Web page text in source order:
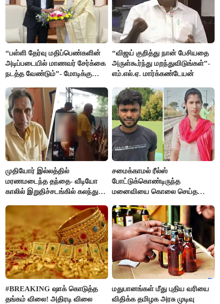
“பள்ளி தேர்வு மதிப்பெண்களின்
அடிப்படையில் மாணவர் சேர்க்கை
நடத்த வேண்டும்”- மோடிக்கு
“விஜய் குறித்து நான் பேசியதை
அருள்கூர்ந்து மறந்துவிடுங்கள்”-
எம்.எல்.ஏ. மார்க்கண்டேயன்
முதியோர் இல்லத்தில்
மரணமடைந்த தந்தை- வீடியோ
காலில் இறுதிச்சடங்கில் கலந்து
சமைக்காமல் ரீல்ஸ்
போட்டுக்கொண்டிருந்த
மனைவியை கொலை செய்த
#BREAKING ஷாக் கொடுத்த
தங்கம் விலை! அதிரடி விலை
மதுபானங்கள் மீது புதிய வரியை
விதிக்க தமிழக அரசு முடிவு